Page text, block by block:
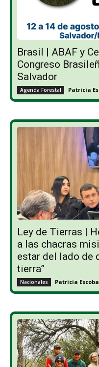
Brasil | ABAF y
Congreso
Salvador
Agenda Forestal Patricia
Ley de Tierras |
a las chacras
estar del lado de
tierra”
Nacionales Patricia